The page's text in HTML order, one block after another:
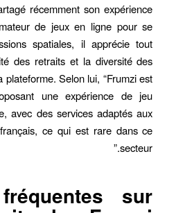
récemment son expérience
de jeux en ligne pour se
spatiales, il apprécie tout
des retraits et la diversité des
Selon lui, “Frumzi est
une expérience de jeu
avec des services adaptés aux
ce qui est rare dans ce
secteur.”
sur